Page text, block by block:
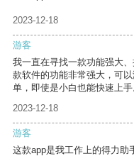
2023-12-18
游客
我一直在寻找一款功能强大
款软件的功能非常强大，可
单，即使是小白也能快速上手
2023-12-18
游客
这款app是我工作上的得力助